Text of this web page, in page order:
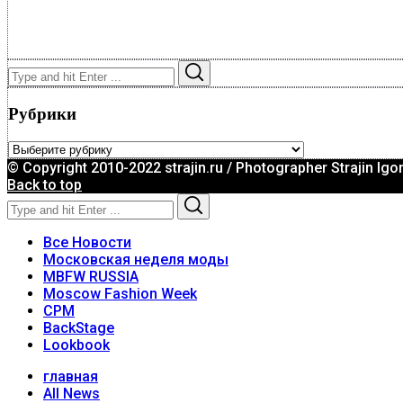
Search
for:
Рубрики
Рубрики
© Copyright 2010-2022 strajin.ru / Photographer Strajin Igor
Back to top
Search
for:
Все Новости
Московская неделя моды
MBFW RUSSIA
Moscow Fashion Week
CPM
BackStage
Lookbook
главная
All News